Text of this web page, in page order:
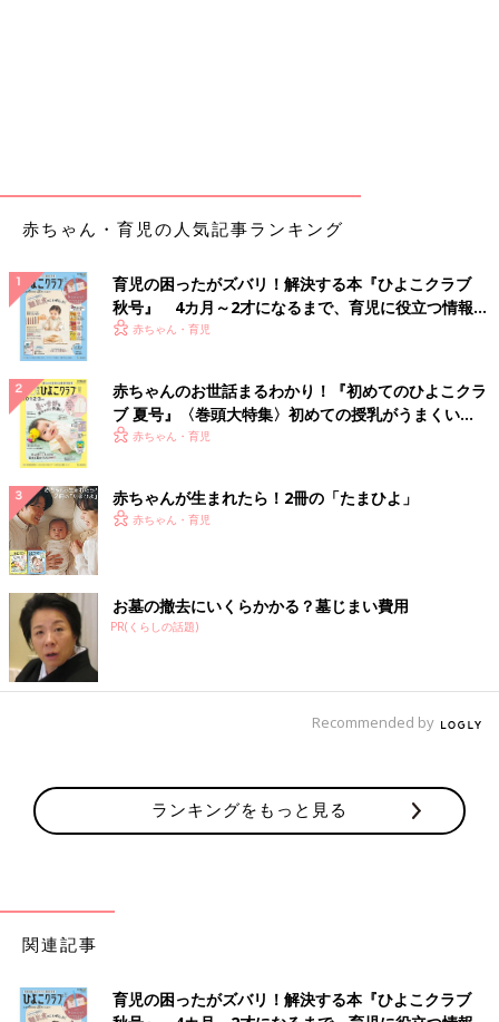
赤ちゃん・育児の人気記事ランキング
育児の困ったがズバリ！解決する本『ひよこクラブ
秋号』 4カ月～2才になるまで、育児に役立つ情報が
いっぱい！
赤ちゃん・育児
赤ちゃんのお世話まるわかり！『初めてのひよこクラ
ブ 夏号』〈巻頭大特集〉初めての授乳がうまくい
く！ おっぱい・ミルクの基本と夏のトラブル 解決テ
赤ちゃん・育児
赤ちゃんが生まれたら！2冊の「たまひよ」
赤ちゃん・育児
お墓の撤去にいくらかかる？墓じまい費用
PR(くらしの話題)
Recommended by
ランキングをもっと見る
関連記事
育児の困ったがズバリ！解決する本『ひよこクラブ